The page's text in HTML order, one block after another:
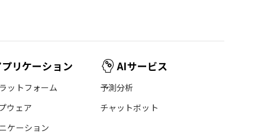
プリケーション
ットフォーム
ウェア
ケーション
AIサービス
予測分析
チャットボット